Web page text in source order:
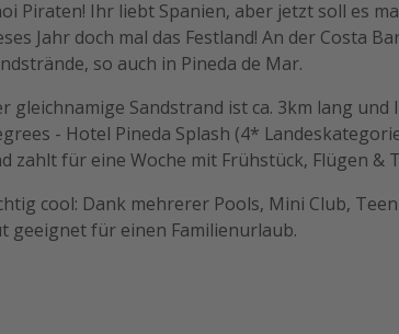
Piraten! Ihr liebt Spanien, aber jetzt soll es
Jahr doch mal das Festland! An der Costa
so auch in Pineda de Mar.
gleichnamige Sandstrand ist ca. 3km lang
- Hotel Pineda Splash (4*
zahlt für eine Woche mit Frühstück, Flügen &
cool: Dank mehrerer Pools, Mini Club,
geeignet für einen Familienurlaub.